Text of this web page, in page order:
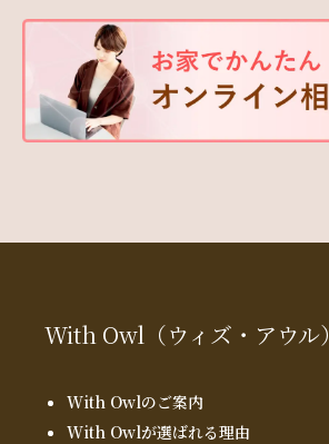
With Owl （ウィズ・アウル）
With Owlのご案内
With Owlが選ばれる理由